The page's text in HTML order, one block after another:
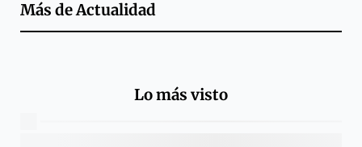
Más deActualidad
Lo más visto